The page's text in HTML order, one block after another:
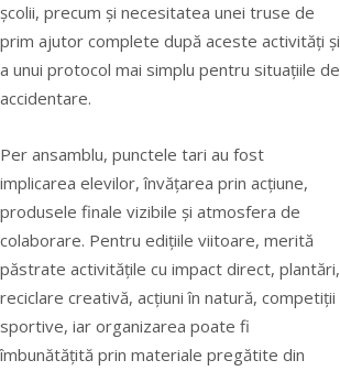
școlii, precum și necesitatea unei truse de
prim ajutor complete după aceste activități și
a unui protocol mai simplu pentru situațiile de
accidentare.
Per ansamblu, punctele tari au fost
implicarea elevilor, învățarea prin acțiune,
produsele finale vizibile și atmosfera de
colaborare. Pentru edițiile viitoare, merită
păstrate activitățile cu impact direct, plantări,
reciclare creativă, acțiuni în natură, competiții
sportive, iar organizarea poate fi
îmbunătățită prin materiale pregătite din